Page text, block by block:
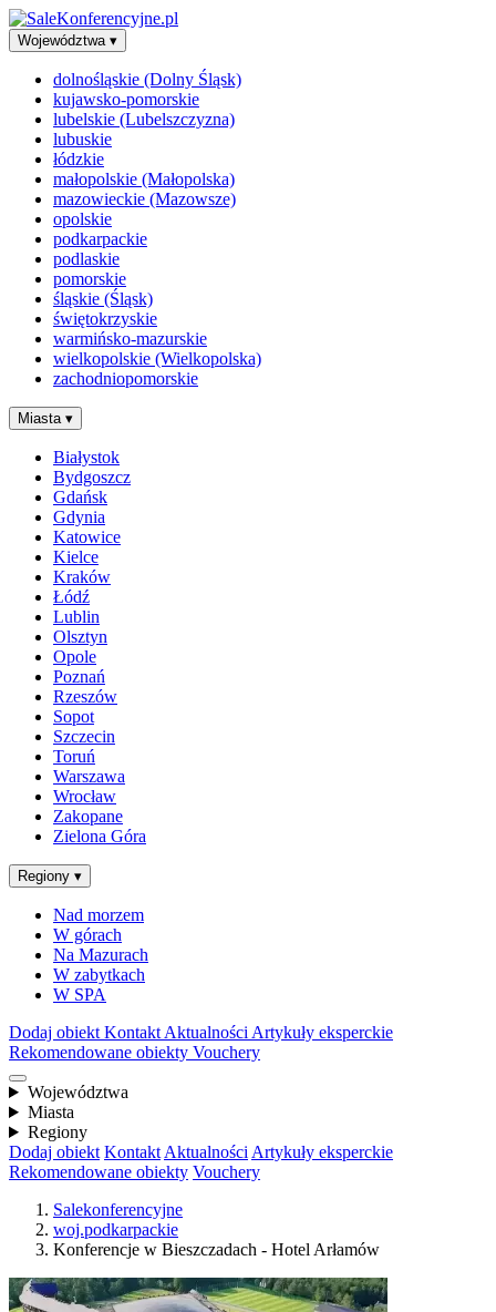
Województwa ▾
dolnośląskie (Dolny Śląsk)
kujawsko-pomorskie
lubelskie (Lubelszczyzna)
lubuskie
łódzkie
małopolskie (Małopolska)
mazowieckie (Mazowsze)
opolskie
podkarpackie
podlaskie
pomorskie
śląskie (Śląsk)
świętokrzyskie
warmińsko-mazurskie
wielkopolskie (Wielkopolska)
zachodniopomorskie
Miasta ▾
Białystok
Bydgoszcz
Gdańsk
Gdynia
Katowice
Kielce
Kraków
Łódź
Lublin
Olsztyn
Opole
Poznań
Rzeszów
Sopot
Szczecin
Toruń
Warszawa
Wrocław
Zakopane
Zielona Góra
Regiony ▾
Nad morzem
W górach
Na Mazurach
W zabytkach
W SPA
Dodaj obiekt Kontakt Aktualności Artykuły eksperckie
Rekomendowane obiekty Vouchery
Województwa
Miasta
Regiony
Dodaj obiekt Kontakt Aktualności Artykuły eksperckie
Rekomendowane obiekty Vouchery
Salekonferencyjne
woj.podkarpackie
Konferencje w Bieszczadach - Hotel Arłamów